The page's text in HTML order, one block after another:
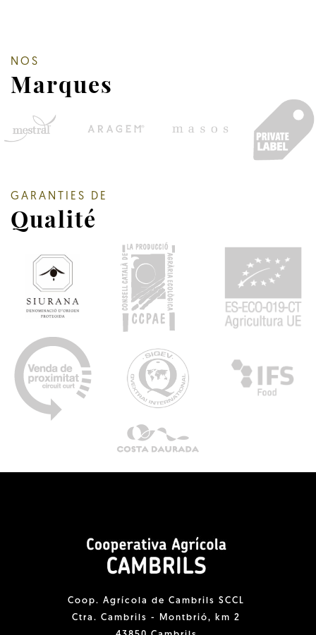
NOS
Marques
GARANTIES DE
Qualité
Coop. Agrícola de Cambrils SCCL
Ctra. Cambrils - Montbrió, km 2